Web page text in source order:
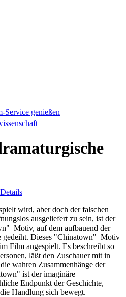
Service genießen
Details
wird, aber doch der falschen
ausgeliefert zu sein, ist der
auf dem aufbauend der
gedeiht. Dieses "Chinatown"–Motiv
Film angespielt. Es beschreibt so
läßt den Zuschauer mit in
wahren Zusammenhänge der
ist der imaginäre
Endpunkt der Geschichte,
Handlung sich bewegt.